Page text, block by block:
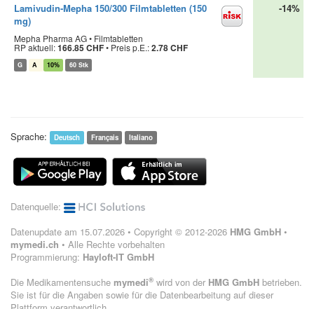
Lamivudin-Mepha 150/300 Filmtabletten (150
mg)
Mepha Pharma AG • Filmtabletten
RP aktuell:166.85 CHF• Preis p.E.:2.78 CHF
G A 10% 60 Stk
-14%
Sprache: Deutsch Français Italiano
Datenquelle:
Datenupdate am 15.07.2026 • Copyright © 2012-2026 HMG GmbH •
mymedi.ch • Alle Rechte vorbehalten
Programmierung: Hayloft-IT GmbH
Die Medikamentensuche mymedi® wird von der HMG GmbH betrieben.
Sie ist für die Angaben sowie für die Datenbearbeitung auf dieser